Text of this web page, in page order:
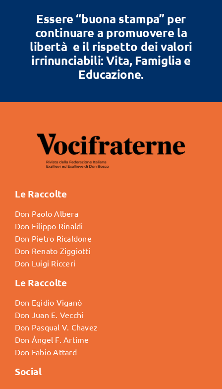
Essere “buona stampa” per
continuare a promuovere la
libertà e il rispetto dei valori
irrinunciabili: Vita, Famiglia e
Educazione.
Le Raccolte
Don Paolo Albera
Don Filippo Rinaldi
Don Pietro Ricaldone
Don Renato Ziggiotti
Don Luigi Ricceri
Le Raccolte
Don Egidio Viganò
Don Juan E. Vecchi
Don Pasqual V. Chavez
Don Ángel F. Artime
Don Fabio Attard
Social